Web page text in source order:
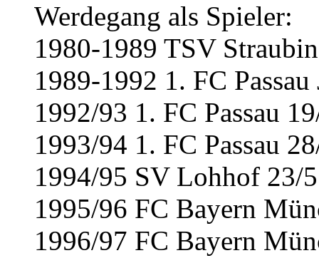
Werdegang als Spieler:
1980-1989 TSV
1989-1992 1. FC Passau
1992/93 1. FC Passau
1993/94 1. FC Passau
1994/95 SV Lohhof 23/
1995/96 FC Bayern
1996/97 FC Bayern